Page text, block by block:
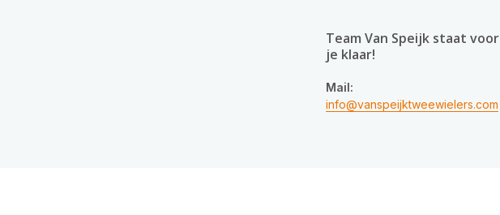
Team Van Speijk staat voor
je klaar!
Mail:
info@vanspeijktweewielers.com